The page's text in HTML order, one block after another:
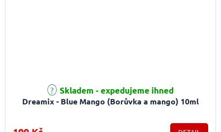
Dreamix - Blue Mango (Borůvka a mango) 10ml
Průměrné hodnocení produktu je 5,0 z 5 hvězdiček.
Skladem - expedujeme ihned